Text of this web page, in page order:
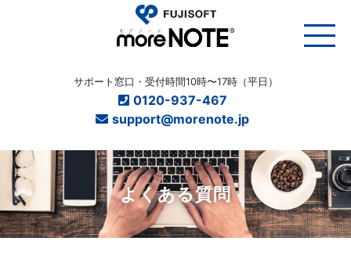
サポート窓口・受付時間10時〜17時（平日）
0120-937-467
support@morenote.jp
よくある質問